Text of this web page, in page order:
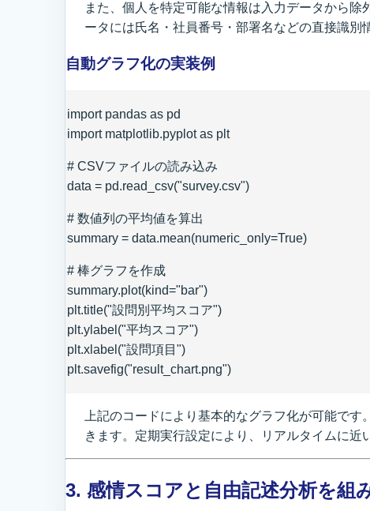
また、個人を特定可能な情報は入力データから
ータには氏名・社員番号・部署名などの直接識別
自動グラフ化の実装例
import pandas as pd
import matplotlib.pyplot as plt
# CSVファイルの読み込み
data = pd.read_csv("survey.csv")
# 数値列の平均値を算出
summary = data.mean(numeric_only=True)
# 棒グラフを作成
summary.plot(kind="bar")
plt.title("設問別平均スコア")
plt.ylabel("平均スコア")
plt.xlabel("設問項目")
plt.savefig("result_chart.png")
上記のコードにより基本的なグラフ化が可能で
きます。定期実行設定により、リアルタイムに近
3. 感情スコアと自由記述分析を組